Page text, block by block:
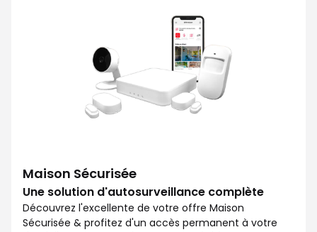
Maison Sécurisée
Une solution d'autosurveillance complète
Découvrez l'excellente de votre offre Maison
Sécurisée & profitez d'un accès permanent à votre